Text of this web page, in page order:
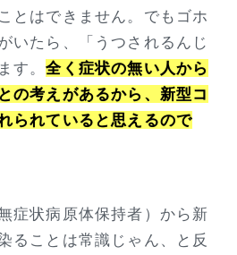
とはできません。でもゴホ
いたら、「うつされるんじ
す。全く症状の無い人から
の考えがあるから、新型コ
られていると思えるので
症状病原体保持者）から新
ることは常識じゃん、と反